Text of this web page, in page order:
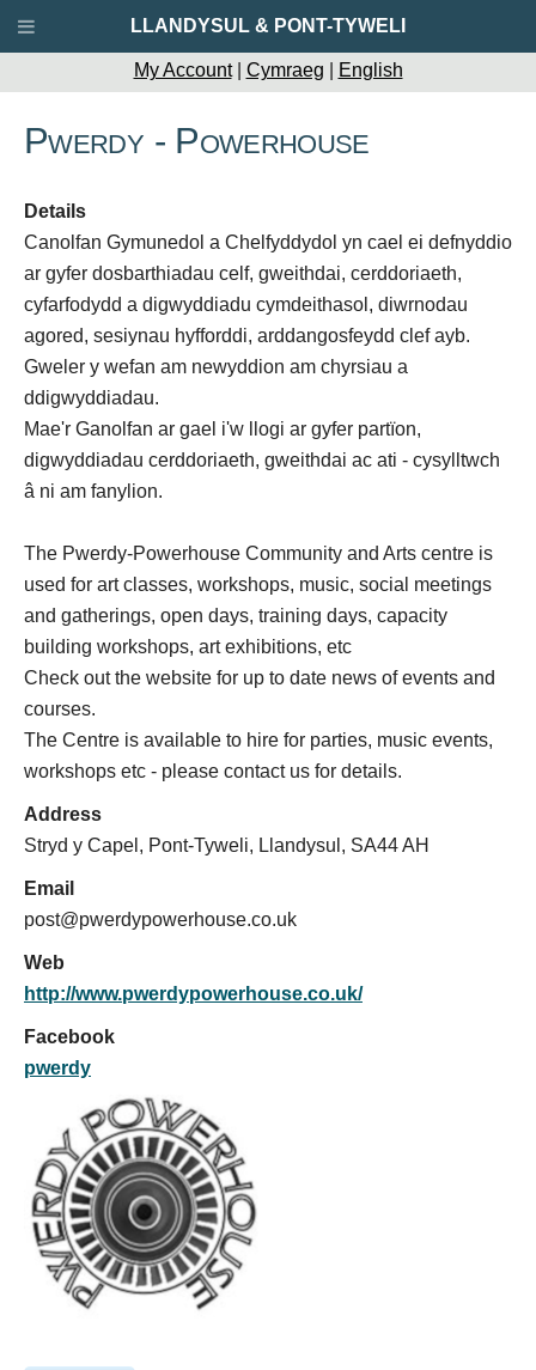
My Account| Cymraeg English
Pwerdy - Powerhouse
Details
Canolfan Gymunedol a Chelfyddydol yn cael ei defnyddio
ar gyfer dosbarthiadau celf, gweithdai, cerddoriaeth,
cyfarfodydd a digwyddiadu cymdeithasol, diwrnodau
agored, sesiynau hyfforddi, arddangosfeydd clef ayb.
Gweler y wefan am newyddion am chyrsiau a
ddigwyddiadau.
Mae'r Ganolfan ar gael i'w llogi ar gyfer partïon,
digwyddiadau cerddoriaeth, gweithdai ac ati - cysylltwch
â ni am fanylion.
The Pwerdy-Powerhouse Community and Arts centre is
used for art classes, workshops, music, social meetings
and gatherings, open days, training days, capacity
building workshops, art exhibitions, etc
Check out the website for up to date news of events and
courses.
The Centre is available to hire for parties, music events,
workshops etc - please contact us for details.
Address
Stryd y Capel, Pont-Tyweli, Llandysul, SA44 AH
Email
post@pwerdypowerhouse.co.uk
Web
http://www.pwerdypowerhouse.co.uk/
Facebook
pwerdy
LLANDYSUL & PONT-TYWELI